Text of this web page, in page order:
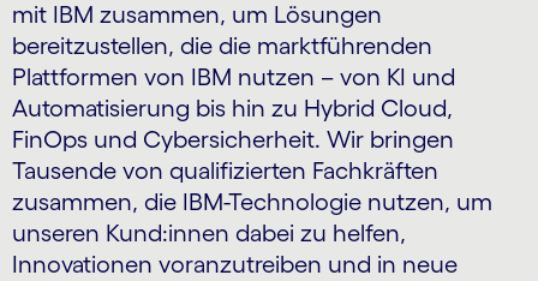
mit IBM zusammen, um Lösungen
bereitzustellen, die die marktführenden
Plattformen von IBM nutzen – von KI und
Automatisierung bis hin zu Hybrid Cloud,
FinOps und Cybersicherheit. Wir bringen
Tausende von qualifizierten Fachkräften
zusammen, die IBM-Technologie nutzen, um
unseren Kund:innen dabei zu helfen,
Innovationen voranzutreiben und in neue